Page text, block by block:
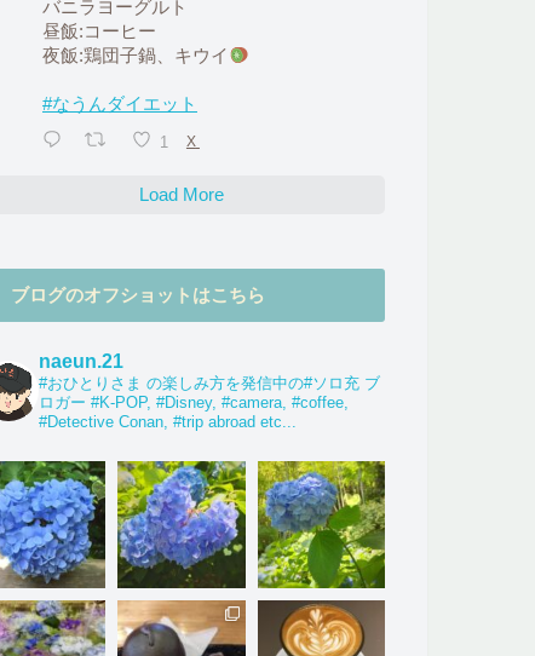
バニラヨーグルト
昼飯:コーヒー
夜飯:鶏団子鍋、キウイ
#なうんダイエット
1 X
Load More
ブログのオフショットはこちら
naeun.21
#おひとりさま の楽しみ方を発信中の#ソロ充 ブ
ロガー #K-POP, #Disney, #camera, #coffee,
#Detective Conan, #trip abroad etc...